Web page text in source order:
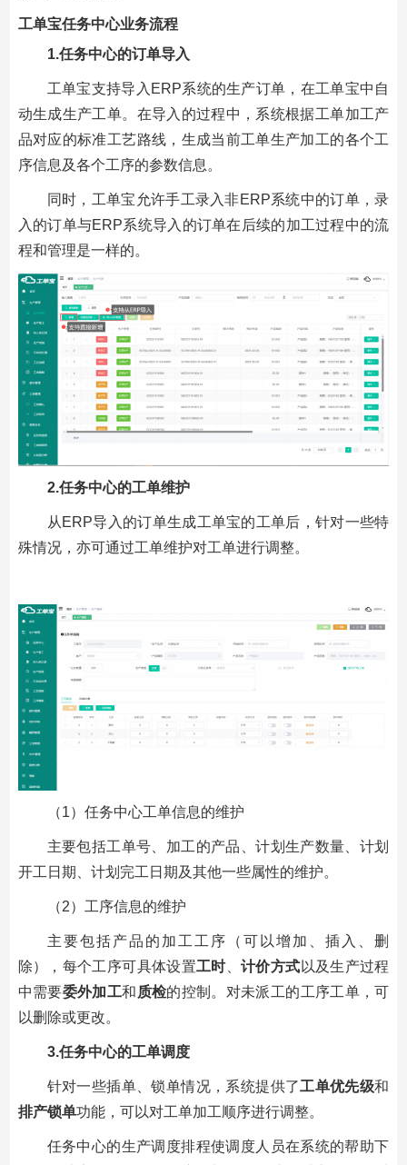
工单宝任务中心业务流程
1.任务中心的订单导入
工单宝支持导入ERP系统的生产订单，在工单宝中自
动生成生产工单。在导入的过程中，系统根据工单加工产
品对应的标准工艺路线，生成当前工单生产加工的各个工
序信息及各个工序的参数信息。
同时，工单宝允许手工录入非ERP系统中的订单，录
入的订单与ERP系统导入的订单在后续的加工过程中的流
程和管理是一样的。
2.任务中心的工单维护
从ERP导入的订单生成工单宝的工单后，针对一些特
殊情况，亦可通过工单维护对工单进行调整。
（1）任务中心工单信息的维护
主要包括工单号、加工的产品、计划生产数量、计划
开工日期、计划完工日期及其他一些属性的维护。
（2）工序信息的维护
主要包括产品的加工工序（可以增加、插入、删
除），每个工序可具体设置工时、计价方式 以及生产过程
中需要委外加工和 质检的控制。对未派工的工序工单，可
以删除或更改。
3.任务中心的工单调度
针对一些插单、锁单情况，系统提供了工单优先级和
排产锁单功能，可以对工单加工顺序进行调整。
任务中心的生产调度排程使调度人员在系统的帮助下